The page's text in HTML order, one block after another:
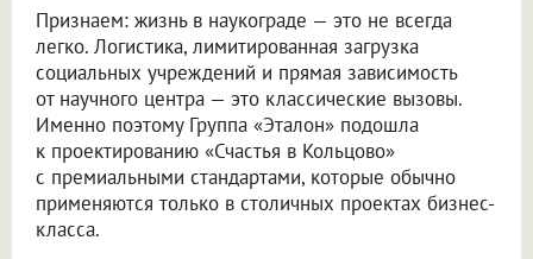
Признаем: жизнь в наукограде — это не всегда
легко. Логистика, лимитированная загрузка
социальных учреждений и прямая зависимость
от научного центра — это классические вызовы.
Именно поэтому Группа «Эталон» подошла
к проектированию «Счастья в Кольцово»
с премиальными стандартами, которые обычно
применяются только в столичных проектах бизнес-
класса.